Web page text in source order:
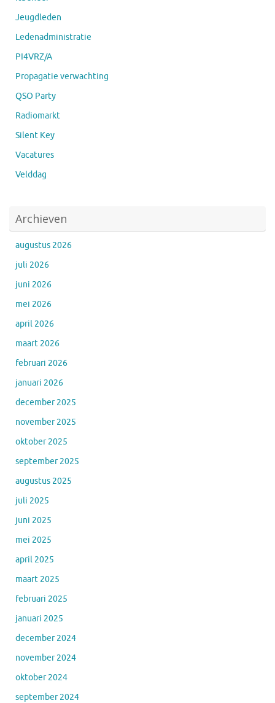
Jeugdleden
Ledenadministratie
PI4VRZ/A
Propagatie verwachting
QSO Party
Radiomarkt
Silent Key
Vacatures
Velddag
Archieven
augustus 2026
juli 2026
juni 2026
mei 2026
april 2026
maart 2026
februari 2026
januari 2026
december 2025
november 2025
oktober 2025
september 2025
augustus 2025
juli 2025
juni 2025
mei 2025
april 2025
maart 2025
februari 2025
januari 2025
december 2024
november 2024
oktober 2024
september 2024